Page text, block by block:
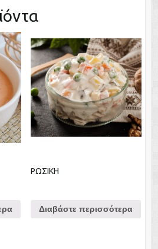
ΡΩΣΙΚΗ
Διαβάστε περισσότερα